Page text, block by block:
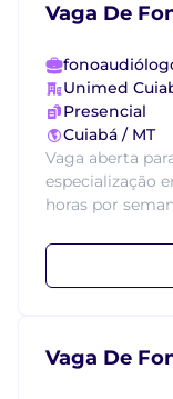
Vaga De
Unimed
Presencial
Cuiabá / MT
Vaga aberta
especialização
horas por
Vaga De